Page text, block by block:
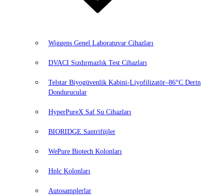
Wiggens Genel Laboratuvar Cihazları
DVACI Sızdırmazlık Test Cihazları
Telstar Biyogüvenlik Kabini-Liyofilizatör–86°C Derin
Dondurucular
HyperPureX Saf Su Cihazları
BIORIDGE Santrifüjler
WePure Biotech Kolonları
Hplc Kolonları
Autosamplerlar